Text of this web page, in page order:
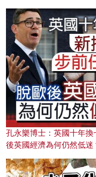
孔永樂博士：英國十年
後英國經濟為何仍然低迷